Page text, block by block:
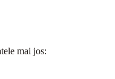
mai jos: